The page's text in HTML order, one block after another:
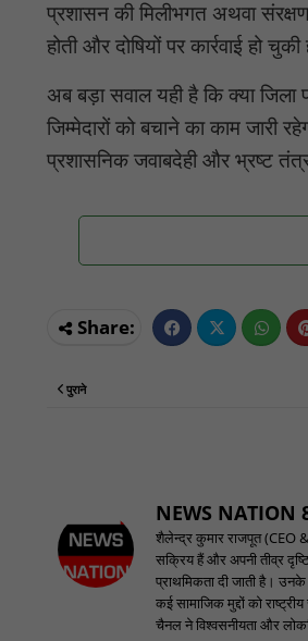
प्रशासन की मिलीभगत अथवा संरक्षण
होती और दोषियों पर कार्रवाई हो चुकी
अब बड़ा सवाल यही है कि क्या जिला
जिम्मेदारों को बचाने का काम जारी
प्रशासनिक जवाबदेही और भ्रष्ट
पुराने
NEWS NATION
शैलेन्द्र कुमार राजपूत (CEO
सक्रिय हैं और अपनी तीव्र
प्राथमिकता दी जाती है।
कई सामाजिक मुद्दों को
चैनल ने विश्वसनीयता और